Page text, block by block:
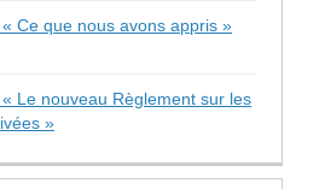
Ce que nous avons appris »
Le nouveau Règlement sur les
»